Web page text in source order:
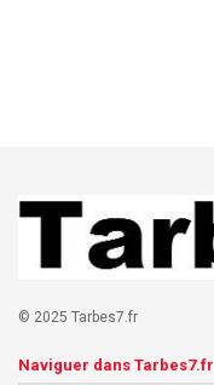
© 2025 Tarbes7.fr
Naviguer dans Tarbes7.fr